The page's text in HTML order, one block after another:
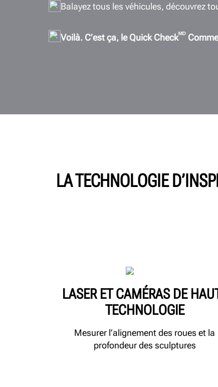
Balayez tous les véhicules, découvrez
Voilà. C’est ça, le Quick Checkᴹᴰ
LA TECHNOLOGIE
LASER ET CAMÉRAS DE
TECHNOLOGIE
Mesurer l’alignement des roues et la
profondeur des sculptures